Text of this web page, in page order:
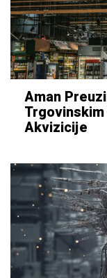
Aman
Trgovinskim
Akvizicije